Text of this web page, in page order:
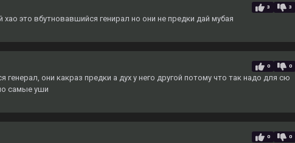
3 3
это вбутновавшийся генирал но они не предки дай мубая
0 0
генерал, они какраз предки а дух у него другой потому что так надо для сю
самые уши
0 0